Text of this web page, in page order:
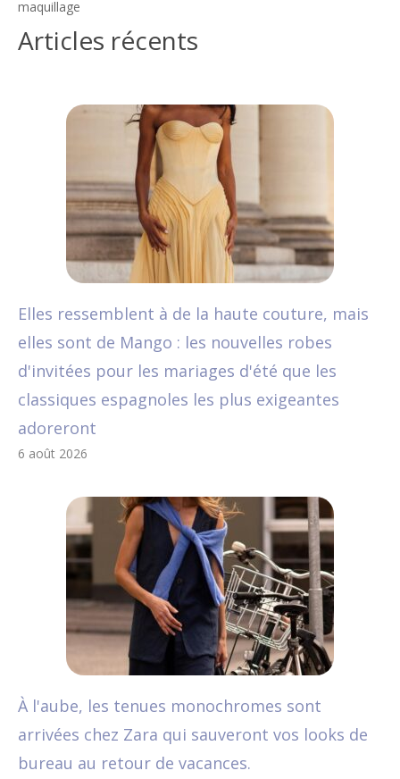
maquillage
Articles récents
Elles ressemblent à de la haute couture, mais
elles sont de Mango : les nouvelles robes
d'invitées pour les mariages d'été que les
classiques espagnoles les plus exigeantes
adoreront
6 août 2026
À l'aube, les tenues monochromes sont
arrivées chez Zara qui sauveront vos looks de
bureau au retour de vacances.